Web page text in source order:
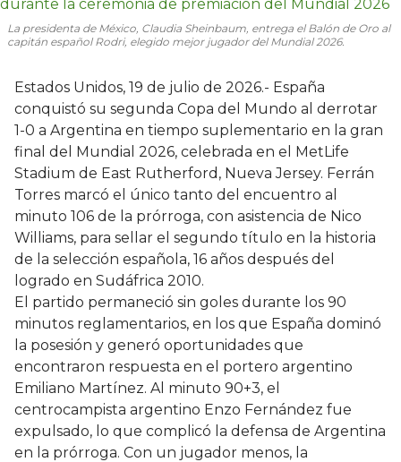
La presidenta de México, Claudia Sheinbaum, entrega el Balón de Oro al
capitán español Rodri, elegido mejor jugador del Mundial 2026.
Estados Unidos, 19 de julio de 2026.- España
conquistó su segunda Copa del Mundo al derrotar
1-0 a Argentina en tiempo suplementario en la gran
final del Mundial 2026, celebrada en el MetLife
Stadium de East Rutherford, Nueva Jersey. Ferrán
Torres marcó el único tanto del encuentro al
minuto 106 de la prórroga, con asistencia de Nico
Williams, para sellar el segundo título en la historia
de la selección española, 16 años después del
logrado en Sudáfrica 2010.
El partido permaneció sin goles durante los 90
minutos reglamentarios, en los que España dominó
la posesión y generó oportunidades que
encontraron respuesta en el portero argentino
Emiliano Martínez. Al minuto 90+3, el
centrocampista argentino Enzo Fernández fue
expulsado, lo que complicó la defensa de Argentina
en la prórroga. Con un jugador menos, la